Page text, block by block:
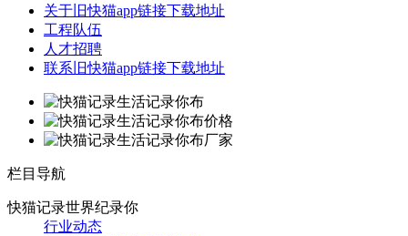
关于旧快猫app链接下载地址
工程队伍
人才招聘
联系旧快猫app链接下载地址
栏目导航
快猫记录世界纪录你
行业动态